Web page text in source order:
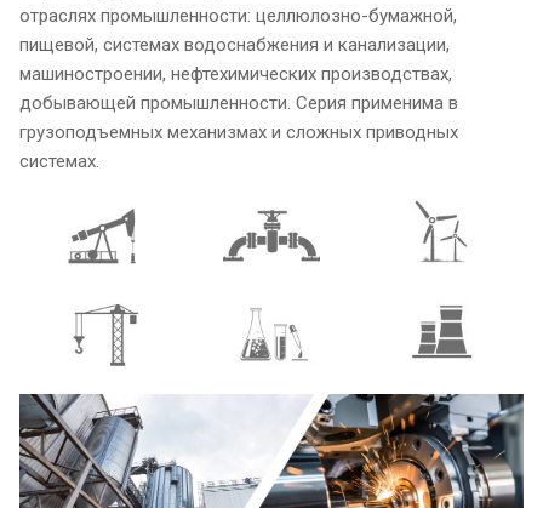
отраслях промышленности: целлюлозно-бумажной,
пищевой, системах водоснабжения и канализации,
машиностроении, нефтехимических производствах,
добывающей промышленности. Серия применима в
грузоподъемных механизмах и сложных приводных
системах.